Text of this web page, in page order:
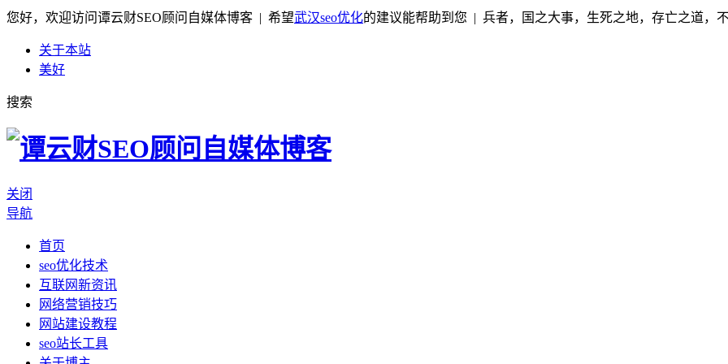
您好，欢迎访问谭云财SEO顾问自媒体博客 | 希望武汉seo优化的建议能帮助到您 | 兵者，国之大事，生死之地，存亡之道，
关于本站
美好
搜索
关闭
导航
首页
seo优化技术
互联网新资讯
网络营销技巧
网站建设教程
seo站长工具